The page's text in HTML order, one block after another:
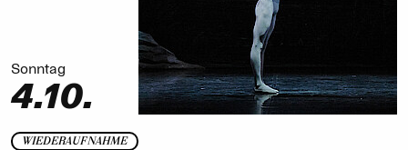
WIEDERAUFNAHME
Sonntag
4.10.